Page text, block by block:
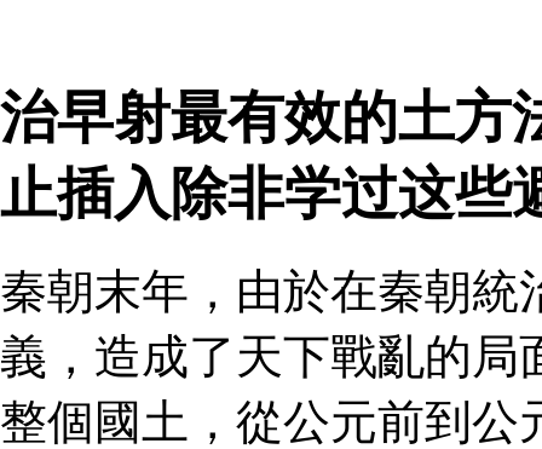
治早射最有效的土方
止插入除非学过这些
秦朝末年，由於在秦朝統
義，造成了天下戰亂的局
整個國土，從公元前到公